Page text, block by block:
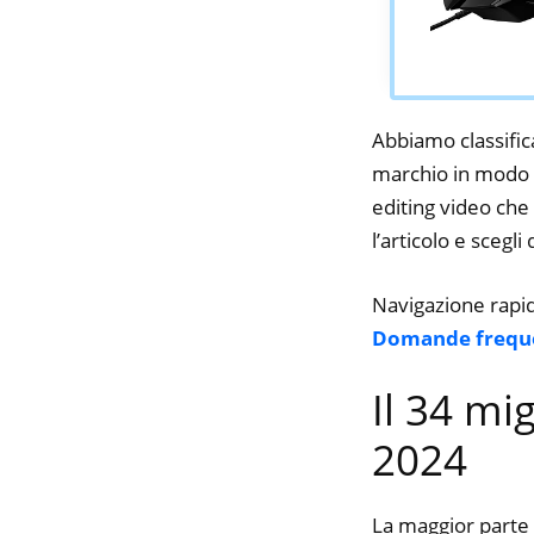
Abbiamo
marchio in
editing video
l’articolo e
Navigazione
Domande
Il 34
2024
La maggior